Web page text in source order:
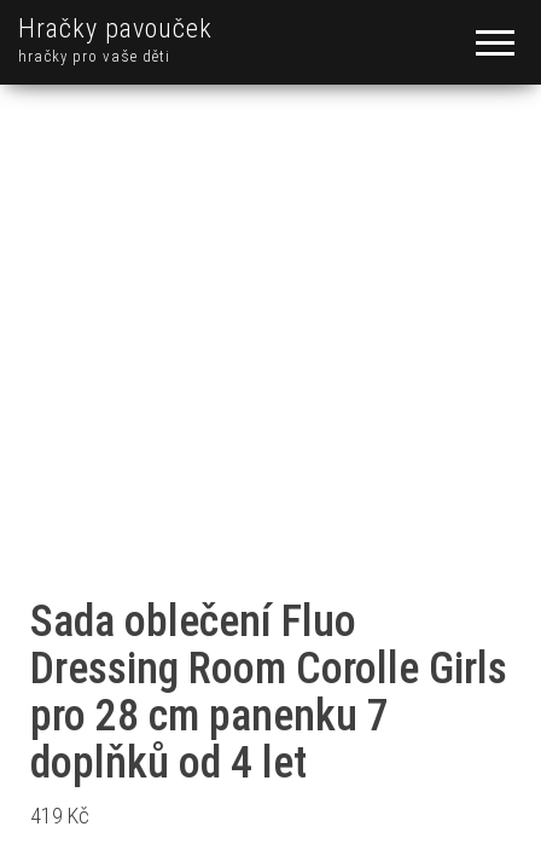
Hračky pavouček
hračky pro vaše děti
Sada oblečení Fluo
Dressing Room Corolle Girls
pro 28 cm panenku 7
doplňků od 4 let
419 Kč